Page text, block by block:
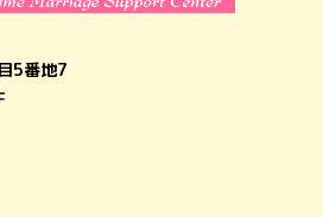
5番地7